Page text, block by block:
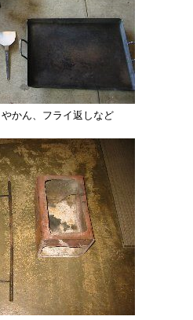
かん、フライ返しなど